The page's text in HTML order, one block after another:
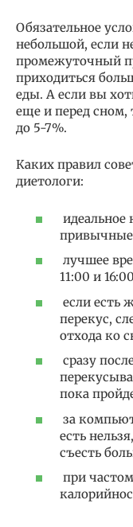
Обязательное
небольшой, если
промежуточный
приходиться
еды. А если вы
еще и перед
до 5-7%.
Каких правил
диетологи:
идеальное
привычные
лучшее
11:00 и
если есть
перекус,
отхода ко
сразу
пока
за
есть
съесть
при